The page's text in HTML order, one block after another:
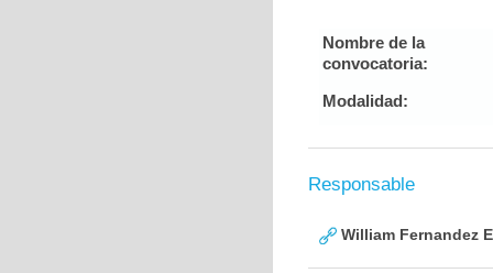
Nombre de la
convocatoria:
Modalidad:
Responsable
William Fernandez